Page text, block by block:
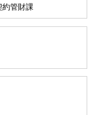
管財課